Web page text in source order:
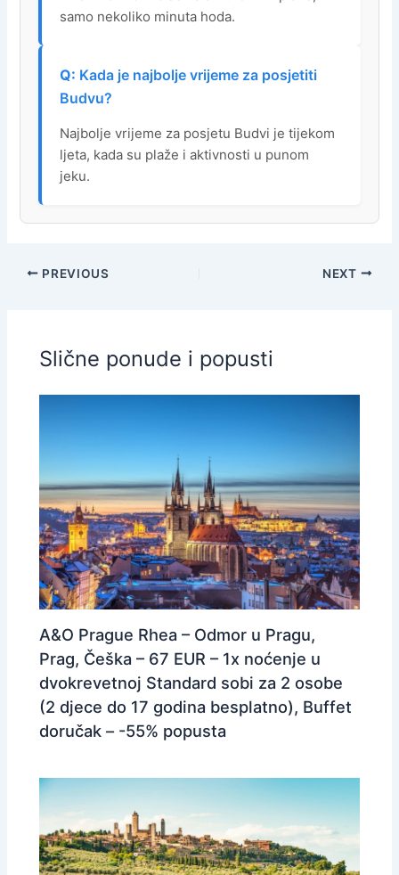
samo nekoliko minuta hoda.
Kada je najbolje vrijeme za posjetiti
Budvu?
Najbolje vrijeme za posjetu Budvi je tijekom
ljeta, kada su plaže i aktivnosti u punom
jeku.
PREVIOUS NEXT
Slične ponude i popusti
A&O Prague Rhea – Odmor u Pragu,
Prag, Češka – 67 EUR – 1x noćenje u
dvokrevetnoj Standard sobi za 2 osobe
(2 djece do 17 godina besplatno), Buffet
doručak – -55% popusta